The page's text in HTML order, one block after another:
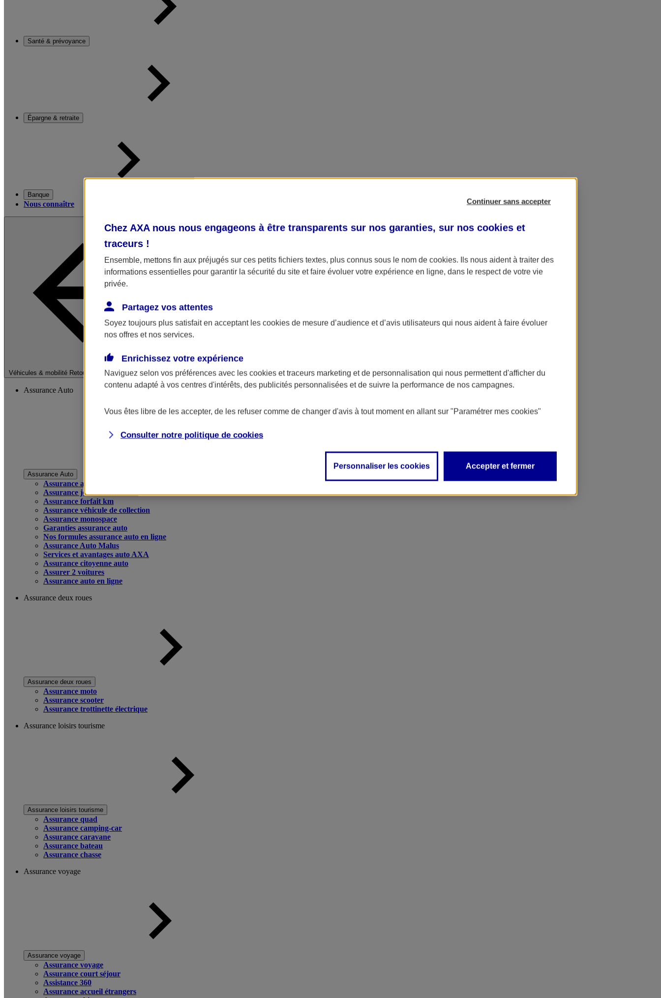
Santé & prévoyance
Épargne & retraite
Banque
Nous connaître
Véhicules & mobilité Retour à la section précédente
Fermer le menu principal
Assurance Auto
Assurance Auto
Assurance auto
Assurance jeune conducteur
Assurance forfait km
Assurance véhicule de collection
Assurance monospace
Garanties assurance auto
Nos formules assurance auto en ligne
Assurance Auto Malus
Services et avantages auto AXA
Assurance citoyenne auto
Assurer 2 voitures
Assurance auto en ligne
Assurance deux roues
Assurance deux roues
Assurance moto
Assurance scooter
Assurance trottinette électrique
Assurance loisirs tourisme
Assurance loisirs tourisme
Assurance quad
Assurance camping-car
Assurance caravane
Assurance bateau
Assurance chasse
Assurance voyage
Assurance voyage
Assurance voyage
Assurance court séjour
Assistance 360
Assurance accueil étrangers
Continuer sans accepter
Chez AXA nous nous engageons à être transparents sur nos garanties, sur nos cookies et
traceurs !
Ensemble, mettons fin aux préjugés sur ces petits fichiers textes, plus connus sous le nom de cookies. Ils nous aident à traiter des
informations essentielles pour garantir la sécurité du site et faire évoluer votre expérience en ligne, dans le respect de votre vie
privée.
Partagez vos attentes
Soyez toujours plus satisfait en acceptant les cookies de mesure d’audience et d’avis utilisateurs qui nous aident à faire évoluer
nos offres et nos services.
Enrichissez votre expérience
Naviguez selon vos préférences avec les cookies et traceurs marketing et de personnalisation qui nous permettent d'afficher du
contenu adapté à vos centres d'intérêts, des publicités personnalisées et de suivre la performance de nos campagnes.
Vous êtes libre de les accepter, de les refuser comme de changer d'avis à tout moment en allant sur "Paramétrer mes cookies"
Consulter notre politique de cookies
Personnaliser les cookies Accepter et fermer